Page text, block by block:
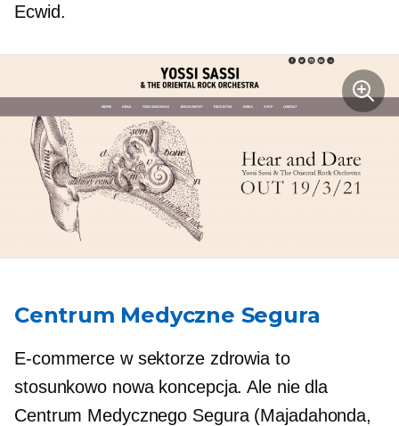
Ecwid.
Centrum Medyczne Segura
E-commerce w sektorze zdrowia to
stosunkowo nowa koncepcja. Ale nie dla
Centrum Medycznego Segura (Majadahonda,